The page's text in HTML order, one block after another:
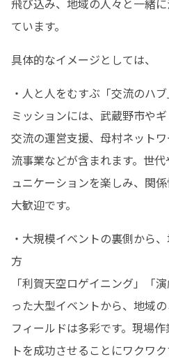
飛び込み、地域の人々と一緒
ています。
具体的なイメージとしては、
・人と人をむすぶ「交流のハ
ミッションには、武蔵野市や
交流の運営支援、母村ネット
流事業などが含まれます。世
ュニケーションを楽しみ、関
大歓迎です。
・大規模イベントの裏側から
方
「利賀天空ロゲイニング」「
った大型イベントから、地域
フィールドは多彩です。現場
トを成功させることにワクワ